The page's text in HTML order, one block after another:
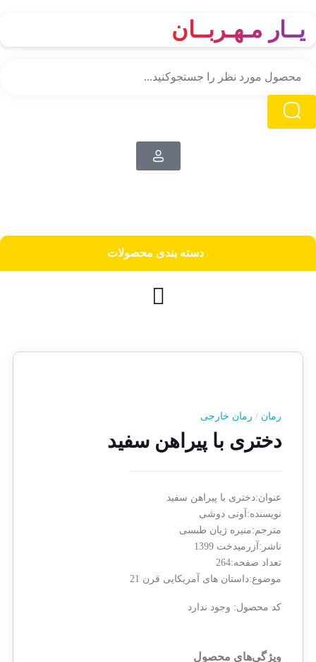
یــار مـهـربــان
دسته‌ بندی محصولات
رمان / رمان خارجی
دختری با پیراهن سفید
عنوان:دختری با پیراهن سفید
نویسنده:آونی دوشی
مترجم:منیره ژیان طبسی
ناشر:آزرمیدخت 1399
تعداد صفحه:264
موضوع:داستان های آمریکایی قرن 21
کد محصول: وجود ندارد
ویژگی‌های محصول